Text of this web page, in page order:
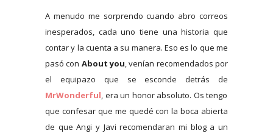
A menudo me sorprendo cuando abro correos
inesperados, cada uno tiene una historia que
contar y la cuenta a su manera. Eso es lo que me
pasó con About you, venían recomendados por
el equipazo que se esconde detrás de
MrWonderful, era un honor absoluto. Os tengo
que confesar que me quedé con la boca abierta
de que Angi y Javi recomendaran mi blog a un